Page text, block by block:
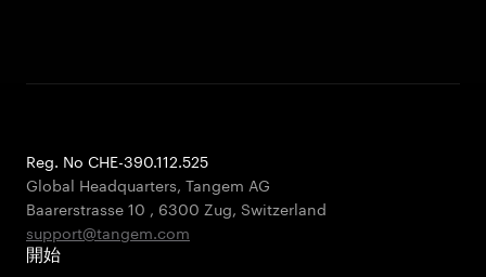
Reg. No CHE-390.112.525
Global Headquarters, Tangem AG
Baarerstrasse 10 , 6300 Zug, Switzerland
support@tangem.com
開始